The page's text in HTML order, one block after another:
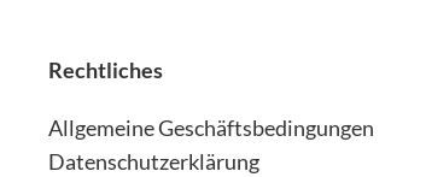
Rechtliches
Allgemeine Geschäftsbedingungen
Datenschutzerklärung